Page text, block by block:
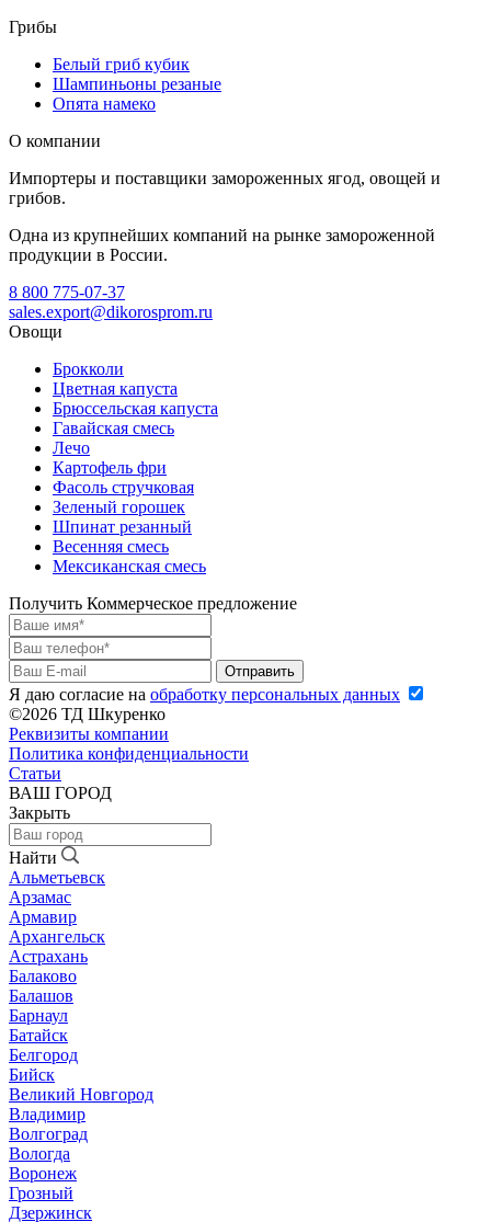
Грибы
Белый гриб кубик
Шампиньоны резаные
Опята намеко
О компании
Импортеры и поставщики замороженных ягод, овощей и
грибов.
Одна из крупнейших компаний на рынке замороженной
продукции в России.
8 800 775-07-37
sales.export@dikorosprom.ru
Овощи
Брокколи
Цветная капуста
Брюссельская капуста
Гавайская смесь
Лечо
Картофель фри
Фасоль стручковая
Зеленый горошек
Шпинат резанный
Весенняя смесь
Мексиканская смесь
Получить Коммерческое предложение
Я даю согласие на обработку персональных данных
©2026 ТД Шкуренко
Реквизиты компании
Политика конфиденциальности
Статьи
ВАШ ГОРОД
Закрыть
Найти
Альметьевск
Арзамас
Армавир
Архангельск
Астрахань
Балаково
Балашов
Барнаул
Батайск
Белгород
Бийск
Великий Новгород
Владимир
Волгоград
Вологда
Воронеж
Грозный
Дзержинск